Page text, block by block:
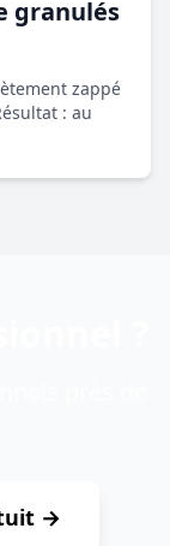
granulés
zappé
: au
→